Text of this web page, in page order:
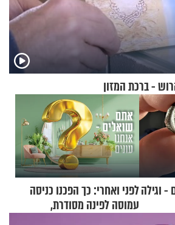
- ברכת המזון
וגילהלפני ואחרי: כך הפכנו כניסה
עמוסה לפינה מסודרת,